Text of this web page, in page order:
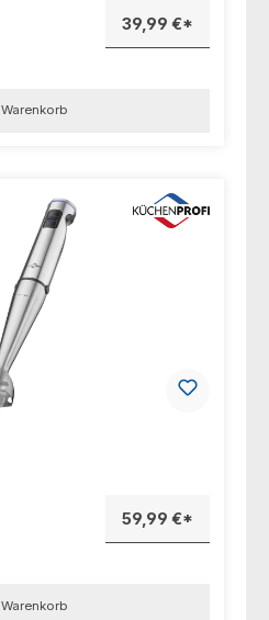
39,99 €*
Warenkorb
59,99 €*
Warenkorb